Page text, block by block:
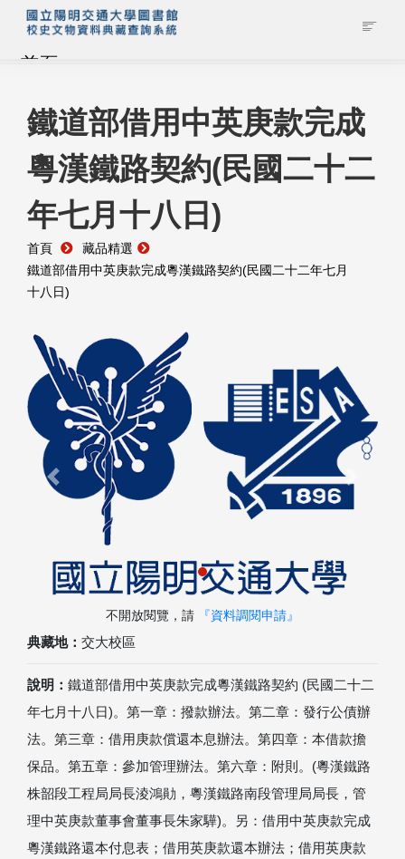
首頁
藏品查詢
校史館簡介
藏品清單全覽
資料調閱申請
鐵道部借用中英庚款完成
粵漢鐵路契約(民國二十二
年七月十八日)
首頁
藏品精選
鐵道部借用中英庚款完成粵漢鐵路契約(民國二十二年七月
十八日)
典藏地： 交大校區
說明： 鐵道部借用中英庚款完成粵漢鐵路契約 (民國二十二
年七月十八日)。第一章：撥款辦法。第二章：發行公債辦
法。第三章：借用庚款償還本息辦法。第四章：本借款擔
保品。第五章：參加管理辦法。第六章：附則。(粵漢鐵路
株韶段工程局局長淩鴻勛，粵漢鐵路南段管理局局長，管
理中英庚款董事會董事長朱家驊)。另：借用中英庚款完成
粵漢鐵路還本付息表；借用英庚款還本辦法；借用英庚款
Previous Next
不開放閱覽，請 『資料調閱申請』